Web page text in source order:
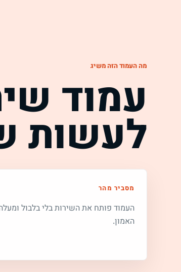
מה העמוד הזה משיג
עמוד
לעשות
מסביר מהר
העמוד פותח את השירות בלי בלבול
האמון.